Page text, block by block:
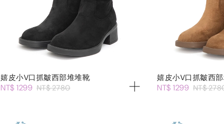
嬉皮小V口抓皺西部堆堆靴
NT$ 1299 NT$ 2780
嬉皮小V口抓皺西
NT$ 1299 NT$